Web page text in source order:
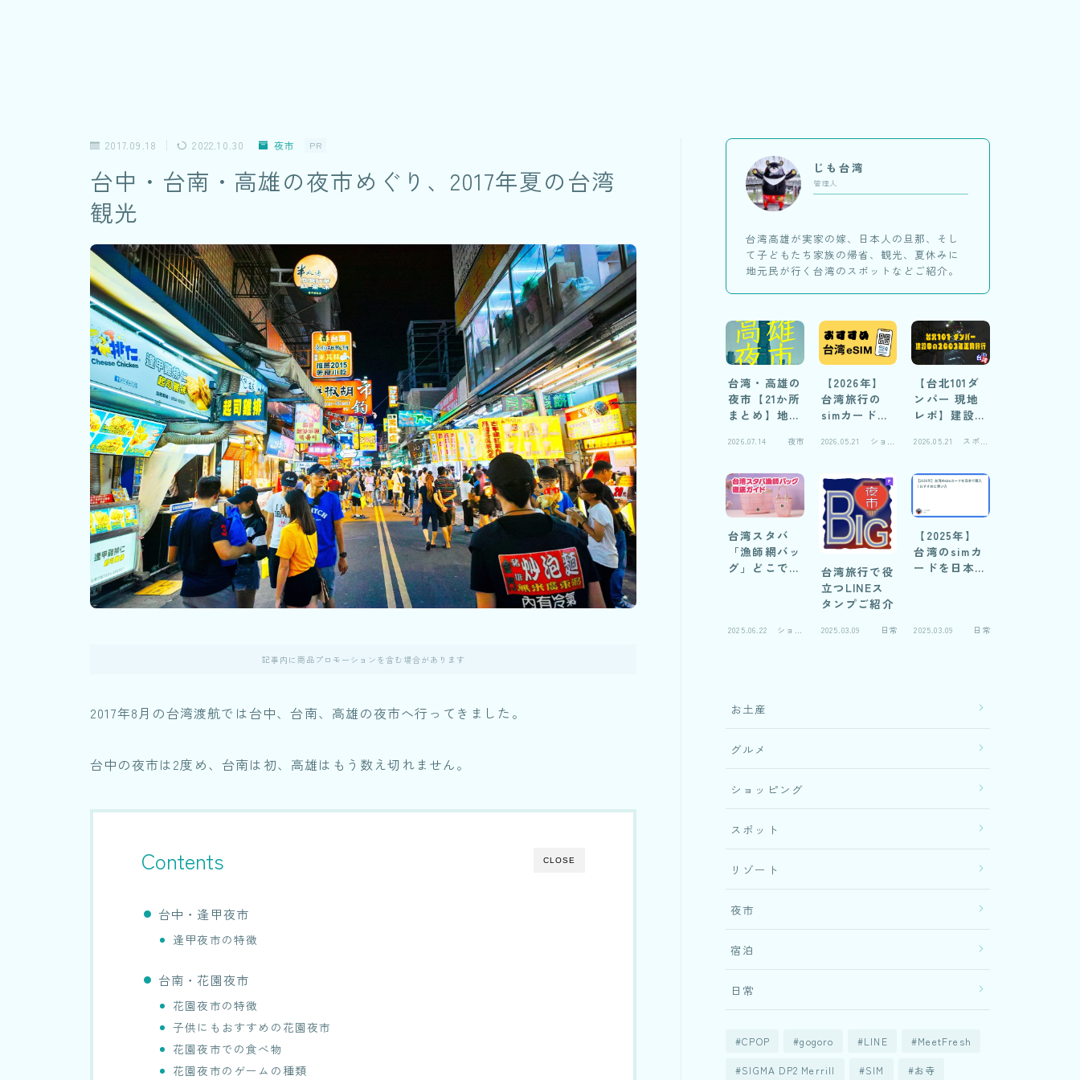
2017.09.18 2022.10.30 夜市 PR
台中・台南・高雄の夜市めぐり、2017年夏の台湾
観光
記事内に商品プロモーションを含む場合があります
2017年8月の台湾渡航では台中、台南、高雄の夜市へ行ってきました。
台中の夜市は2度め、台南は初、高雄はもう数え切れません。
CLOSE
Contents
台中・逢甲夜市
逢甲夜市の特徴
台南・花園夜市
花園夜市の特徴
子供にもおすすめの花園夜市
花園夜市での食べ物
花園夜市のゲームの種類
じも台湾
管理人
台湾高雄が実家の嫁、日本人の旦那、そし
て子どもたち家族の帰省、観光、夏休みに
地元民が行く台湾のスポットなどご紹介。
台湾・高雄の
夜市【21か所
まとめ】地元
た！おすすめ
市の実録
2026.07.14 夜市
【2026年】
台湾旅行の
simカードお
ビュー
2026.05.21
ショッ
【台北101ダ
ンパー 現地
レポ】建設中
解説
2026.05.21
スポッ
台湾スタバ
「漁師網バッ
グ」どこで売
2025.06.22
ショッ
台湾旅行で役
立つLINEス
タンプご紹介
2025.03.09 日常
【2025年】
台湾のsimカ
ードを日本で
2025.03.09 日常
お土産
グルメ
ショッピング
スポット
リゾート
夜市
宿泊
日常
CPOP gogoro LINE MeetFresh
SIGMA DP2 Merrill SIM お寺